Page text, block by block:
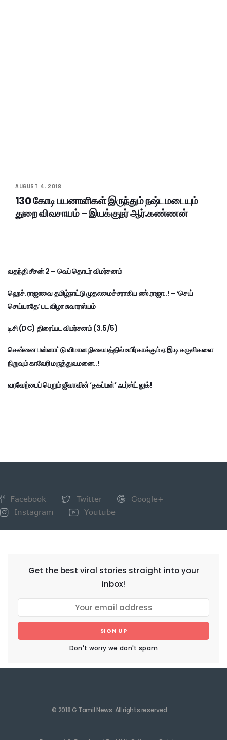
AUGUST 4, 2018
130 கோடி பயனாளிகள் இருந்தும் நஷ்டமடையும்
துறை விவசாயம் – இயக்குநர் ஆர்.கண்ணன்
வதந்தி சீசன் 2 – வெப் தொடர் விமர்சனம்
ஹெச். ராஜாவை தமிழ்நாட்டு முதலமைச்சராகிய எஸ்.ராஜா..! – ‘செய்
செய்யாதே’ பட விழா சுவாரஸ்யம்
டிசி (DC) திரைப்பட விமர்சனம் (3.5/5)
சென்னை பன்னாட்டு விமான நிலையத்தில் உயிர்காக்கும் ஏ.இ.டி கருவிகளை
நிறுவும் காவேரி மருத்துவமனை..!
வரவேற்பைப் பெறும் ஜீவாவின் ‘தகப்பன்’ ஃபர்ஸ்ட் லுக்!
Facebook Twitter
Google+
Instagram
Youtube
Get the best viral stories straight into your
inbox!
SIGN UP
Don't worry we don't spam
© 2018 G Tamil News. All rights reserved.